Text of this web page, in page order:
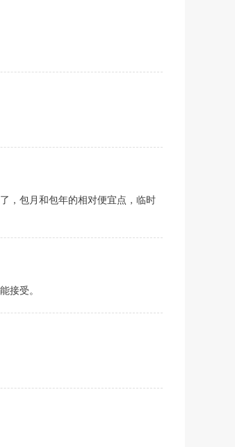
，包月和包年的相对便宜点，临时
接受。